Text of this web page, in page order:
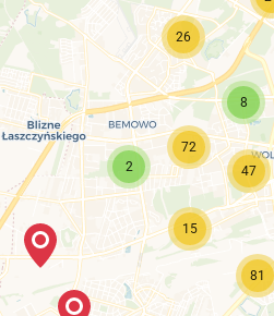
8
47
15
81
26
72
2